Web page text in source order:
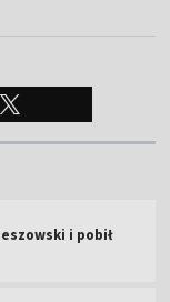
i pobił